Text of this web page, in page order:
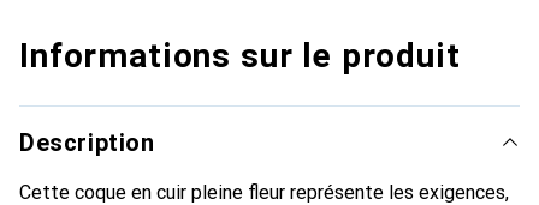
Informations sur le produit
Description
Cette coque en cuir pleine fleur représente les exigences,